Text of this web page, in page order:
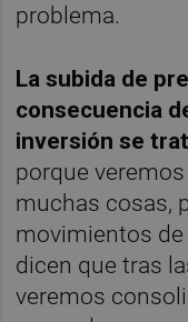
problema.
La subida de
consecuencia
inversión se
porque
muchas cosas,
movimientos
dicen que tras
veremos